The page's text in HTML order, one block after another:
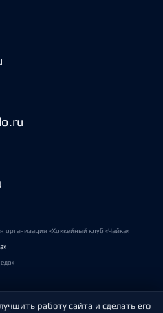
«Хоккейный клуб «Чайка»
работу сайта и сделать его